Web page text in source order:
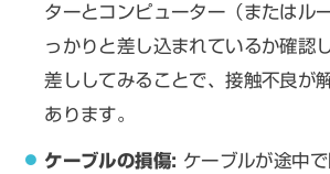
ターとコンピューター（またはル
っかりと差し込まれているか確認
差ししてみることで、接触不良が
あります。
ケーブルの損傷: ケーブルが途中